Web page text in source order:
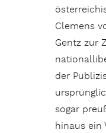
Clemens
Gentz zur
der
sogar
hinaus ein